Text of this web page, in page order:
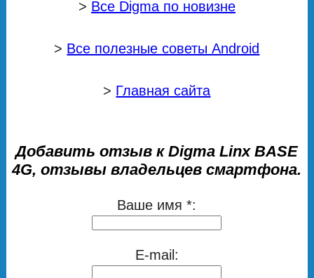
> Все Digma по новизне
> Все полезные советы Android
> Главная сайта
Добавить отзыв к Digma Linx BASE
4G, отзывы владельцев смартфона.
Ваше имя *:
E-mail: